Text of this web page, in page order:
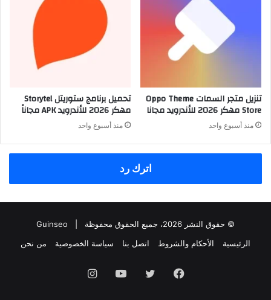
تنزيل متجر السمات Oppo Theme
Store مهكر 2026 للأندرويد مجانا
منذ أسبوع واحد
تحميل برنامج ستوريتل Storytel
مهكر 2026 للأندرويد APK مجاناً
منذ أسبوع واحد
اترك رد
© حقوق النشر 2026، جميع الحقوق محفوظة |
Guinseo
الرئيسية
الأحكام والشروط اتصل بنا سياسة الخصوصية من نحن
فيسبوك تويتر يوتيوبانستقرام